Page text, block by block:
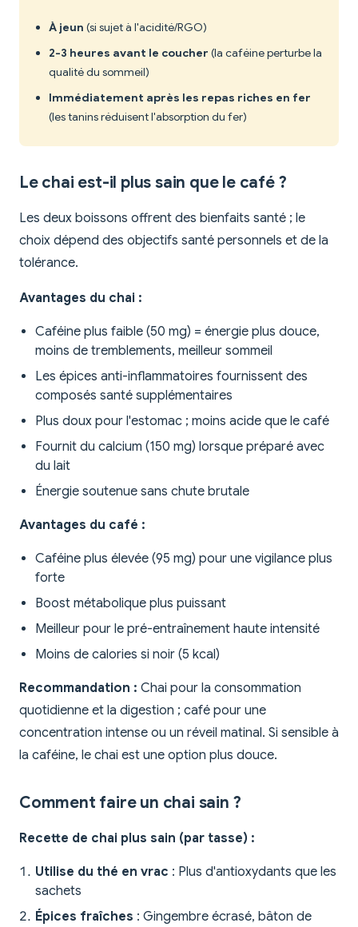
À jeun (si sujet à l'acidité/RGO)
2-3 heures avant le coucher (la caféine perturbe la
qualité du sommeil)
Immédiatement après les repas riches en fer
(les tanins réduisent l'absorption du fer)
Le chai est-il plus sain que le café ?
Les deux boissons offrent des bienfaits santé ; le
choix dépend des objectifs santé personnels et de la
tolérance.
Avantages du chai :
Caféine plus faible (50 mg) = énergie plus douce,
moins de tremblements, meilleur sommeil
Les épices anti-inflammatoires fournissent des
composés santé supplémentaires
Plus doux pour l'estomac ; moins acide que le café
Fournit du calcium (150 mg) lorsque préparé avec
du lait
Énergie soutenue sans chute brutale
Avantages du café :
Caféine plus élevée (95 mg) pour une vigilance plus
forte
Boost métabolique plus puissant
Meilleur pour le pré-entraînement haute intensité
Moins de calories si noir (5 kcal)
Recommandation : Chai pour la consommation
quotidienne et la digestion ; café pour une
concentration intense ou un réveil matinal. Si sensible à
la caféine, le chai est une option plus douce.
Comment faire un chai sain ?
Recette de chai plus sain (par tasse) :
Utilise du thé en vrac : Plus d'antioxydants que les
sachets
Épices fraîches : Gingembre écrasé, bâton de